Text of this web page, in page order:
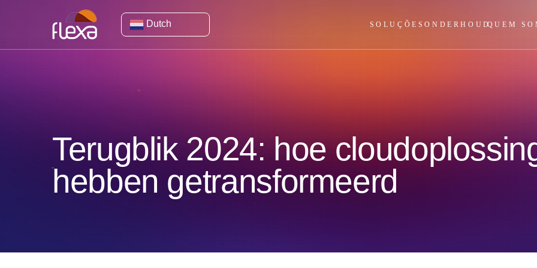
Dutch SOLUÇÕESONDERHOUDQUEM
Terugblik 2024: hoe
hebben getransformeerd